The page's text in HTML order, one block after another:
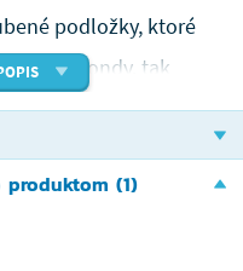
podložky, ktoré
sondy, tak
Na vrchnej časti
nasmerovanie
zasuniete a
(1)